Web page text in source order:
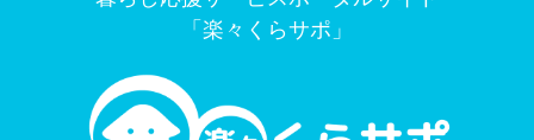
「楽々くらサポ」